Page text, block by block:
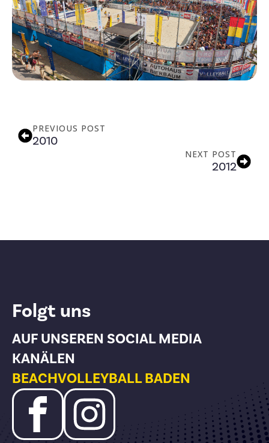
PREVIOUS POST
2010
NEXT POST
2012
Folgt uns
AUF UNSEREN SOCIAL MEDIA
KANÄLEN
BEACHVOLLEYBALL BADEN